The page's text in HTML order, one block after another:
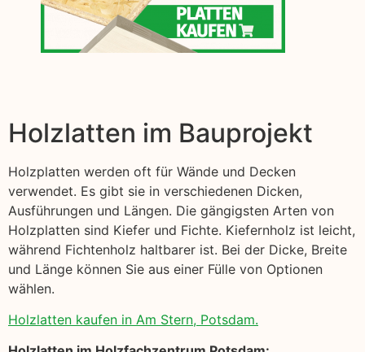
Holzlatten im Bauprojekt
Holzplatten werden oft für Wände und Decken
verwendet. Es gibt sie in verschiedenen Dicken,
Ausführungen und Längen. Die gängigsten Arten von
Holzplatten sind Kiefer und Fichte. Kiefernholz ist leicht,
während Fichtenholz haltbarer ist. Bei der Dicke, Breite
und Länge können Sie aus einer Fülle von Optionen
wählen.
Holzlatten kaufen in Am Stern, Potsdam.